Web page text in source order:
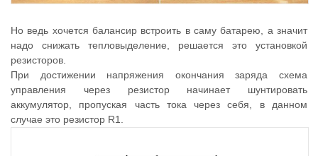
Но ведь хочется балансир встроить в саму батарею, а значит
надо снижать тепловыделение, решается это установкой
резисторов.
При достижении напряжения окончания заряда схема
управления через резистор начинает шунтировать
аккумулятор, пропуская часть тока через себя, в данном
случае это резистор R1.